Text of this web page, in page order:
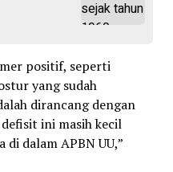
positif, seperti
yang sudah
dirancang dengan
ini masih kecil
dalam APBN UU,”